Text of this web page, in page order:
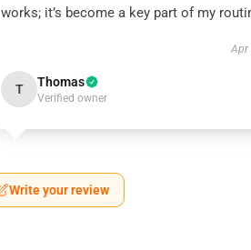
works; it’s become a key part of my
Apr
T Thomas
Verified owner
Write your review